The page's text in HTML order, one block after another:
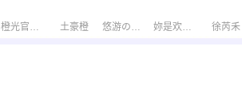
橙光官方周边 土豪橙 悠游の幼子 妳是欢喜亦是劫 徐芮禾